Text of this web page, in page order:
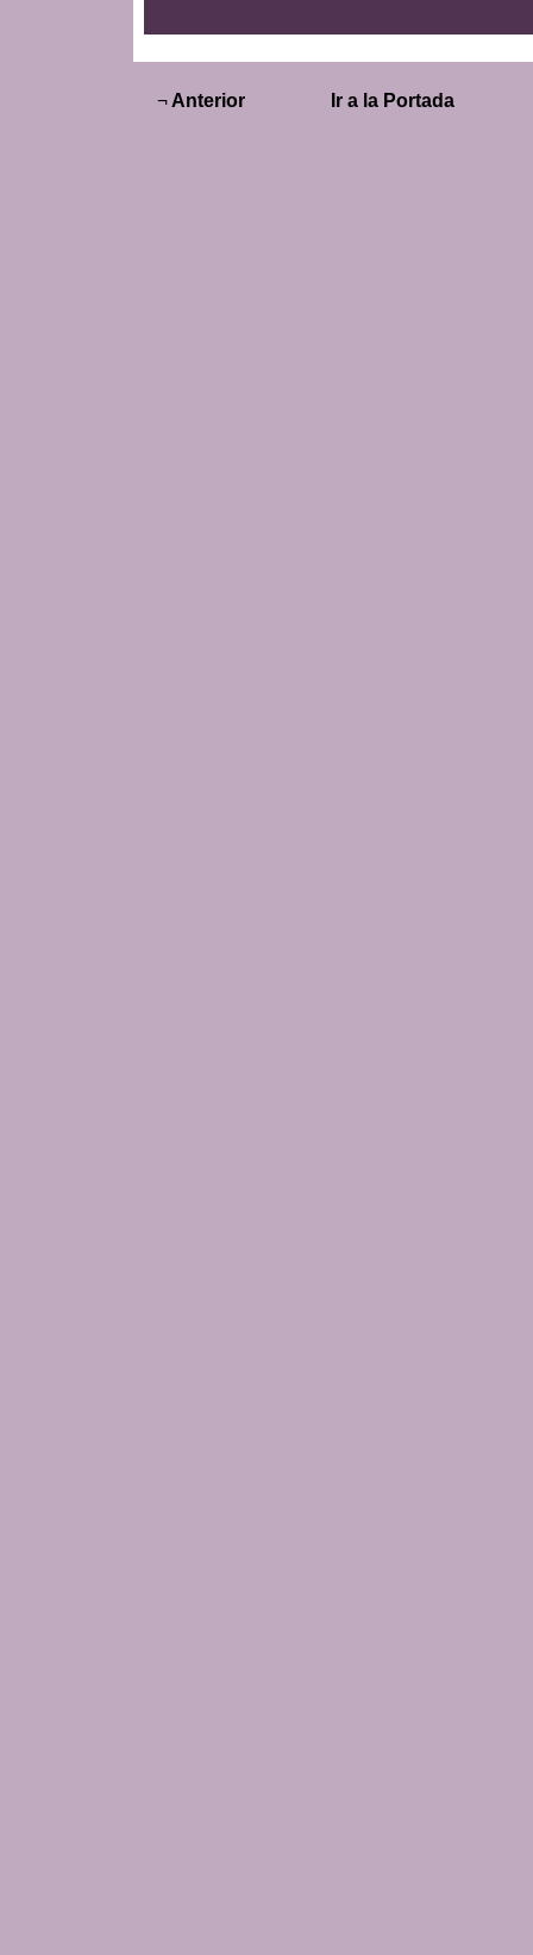
¬ Anterior Ir a la Portada